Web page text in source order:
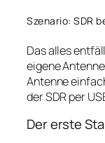
Szenario: SDR
Das alles
eigene
Antenne
der SDR per
Der erste